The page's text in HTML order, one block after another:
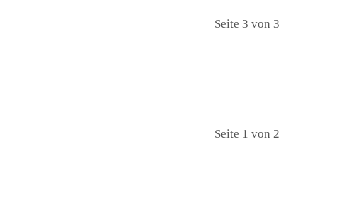
Seite 3 von 3
Seite 1 von 2